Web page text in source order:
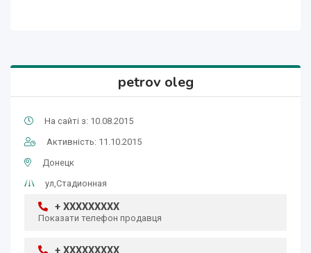
petrov oleg
На сайті з: 10.08.2015
Активність: 11.10.2015
Донецк
ул,Стадионная
+ XXXXXXXXX
Показати телефон продавця